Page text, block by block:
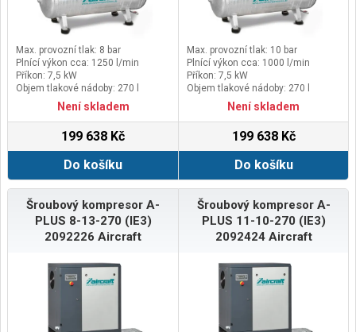
Max. provozní tlak: 8 bar
Plnící výkon cca: 1250 l/min
Příkon: 7,5 kW
Objem tlakové nádoby: 270 l
Není skladem
199 638 Kč
Do košíku
Max. provozní tlak: 10 bar
Plnící výkon cca: 1000 l/min
Příkon: 7,5 kW
Objem tlakové nádoby: 270 l
Není skladem
199 638 Kč
Do košíku
Šroubový kompresor A-
PLUS 8-13-270 (IE3)
2092226 Aircraft
Šroubový kompresor A-
PLUS 11-10-270 (IE3)
2092424 Aircraft